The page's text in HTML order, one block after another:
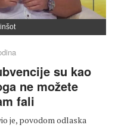
su kao
ne možete
fali
je, povodom odlaska